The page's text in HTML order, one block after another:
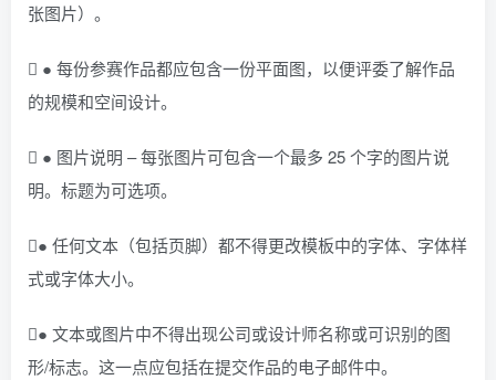
张图片）。
 ● 每份参赛作品都应包含一份平面图，以便评委了解作品
的规模和空间设计。
 ● 图片说明 – 每张图片可包含一个最多 25 个字的图片说
明。标题为可选项。
● 任何文本（包括页脚）都不得更改模板中的字体、字体样
式或字体大小。
● 文本或图片中不得出现公司或设计师名称或可识别的图
形/标志。这一点应包括在提交作品的电子邮件中。